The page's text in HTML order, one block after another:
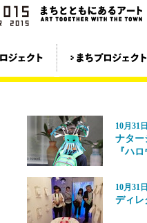
10月31
ナター
『ハ
10月31
ディレ